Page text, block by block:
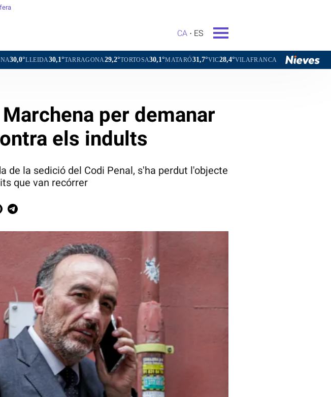
CA ES
TARRAGONA29,2°TORTOSA30,1°MATARÓ31,7°VIC28,4°VILAFRANCA DEL PENEDÈS29,4° VILANOVA I
per demanar
els indults
de la sedició del Codi Penal, s'ha perdut l'objecte
que van recórrer